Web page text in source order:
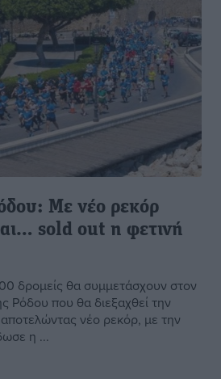
Με νέο ρεκόρ
sold out η φετινή
δρομείς θα συμμετάσχουν στον
Ρόδου που θα διεξαχθεί την
νέο ρεκόρ, με την
η ...